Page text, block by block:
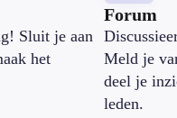
Sluit je aan
het
Forum
Meld je
deel je
leden.